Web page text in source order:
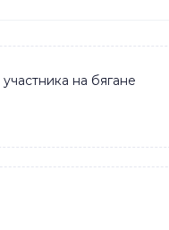
участника на бягане